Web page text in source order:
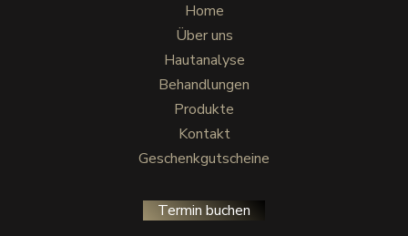
Home
Über uns
Hautanalyse
Behandlungen
Produkte
Kontakt
Geschenkgutscheine
Termin buchen